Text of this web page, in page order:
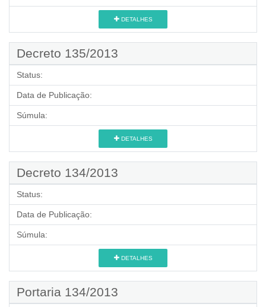
DETALHES
Decreto 135/2013
Status:
Data de Publicação:
Súmula:
DETALHES
Decreto 134/2013
Status:
Data de Publicação:
Súmula:
DETALHES
Portaria 134/2013